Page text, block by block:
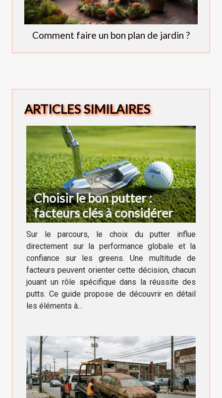
Comment faire un bon plan de jardin ?
ARTICLES SIMILAIRES
Choisir le bon putter :
facteurs clés à considérer
Sur le parcours, le choix du putter influe
directement sur la performance globale et la
confiance sur les greens. Une multitude de
facteurs peuvent orienter cette décision, chacun
jouant un rôle spécifique dans la réussite des
putts. Ce guide propose de découvrir en détail
les éléments à...